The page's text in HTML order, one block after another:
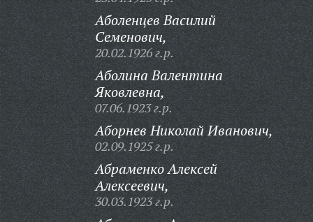
Аболенцев Василий
Семенович,
20.02.1926 г.р.
Аболина Валентина
Яковлевна,
07.06.1923 г.р.
Аборнев Николай Иванович,
02.09.1925 г.р.
Абраменко Алексей
Алексеевич,
30.03.1923 г.р.